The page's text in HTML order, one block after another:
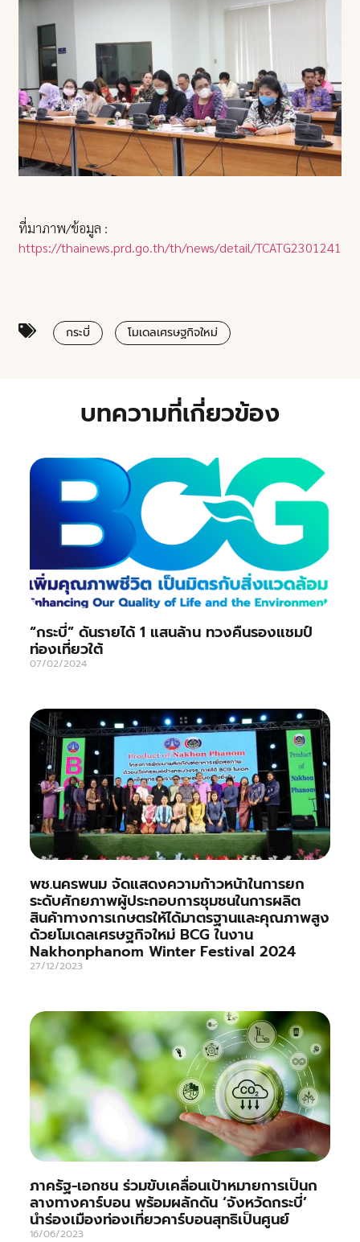
ที่มาภาพ/ข้อมูล :
https://thainews.prd.go.th/th/news/detail/
กระบี่ โมเดลเศรษฐกิจใหม่
บทความที่เกี่ยวข้อง
“กระบี่” ดันรายได้ 1 แสนล้าน ทวงคืนรองแชมป์
ท่องเที่ยวใต้
07/02/2024
พช.นครพนม จัดแสดงความก้าวหน้าในการยก
ระดับศักยภาพผู้ประกอบการชุมชนในการผลิต
สินค้าทางการเกษตรให้ได้มาตรฐานและคุณภาพสูง
ด้วยโมเดลเศรษฐกิจใหม่ BCG ในงาน
Nakhonphanom Winter Festival 2024
27/12/2023
ภาครัฐ-เอกชน ร่วมขับเคลื่อนเป้าหมายการเป็นก
ลางทางคาร์บอน พร้อมผลักดัน ‘จังหวัดกระบี่’
นำร่องเมืองท่องเที่ยวคาร์บอนสุทธิเป็นศูนย์
16/06/2023